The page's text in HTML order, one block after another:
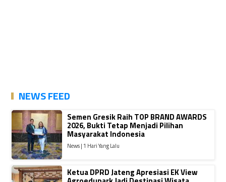
NEWS FEED
Semen Gresik Raih TOP BRAND AWARDS
2026, Bukti Tetap Menjadi Pilihan
Masyarakat Indonesia
News | 1 Hari Yang Lalu
Ketua DPRD Jateng Apresiasi EK View